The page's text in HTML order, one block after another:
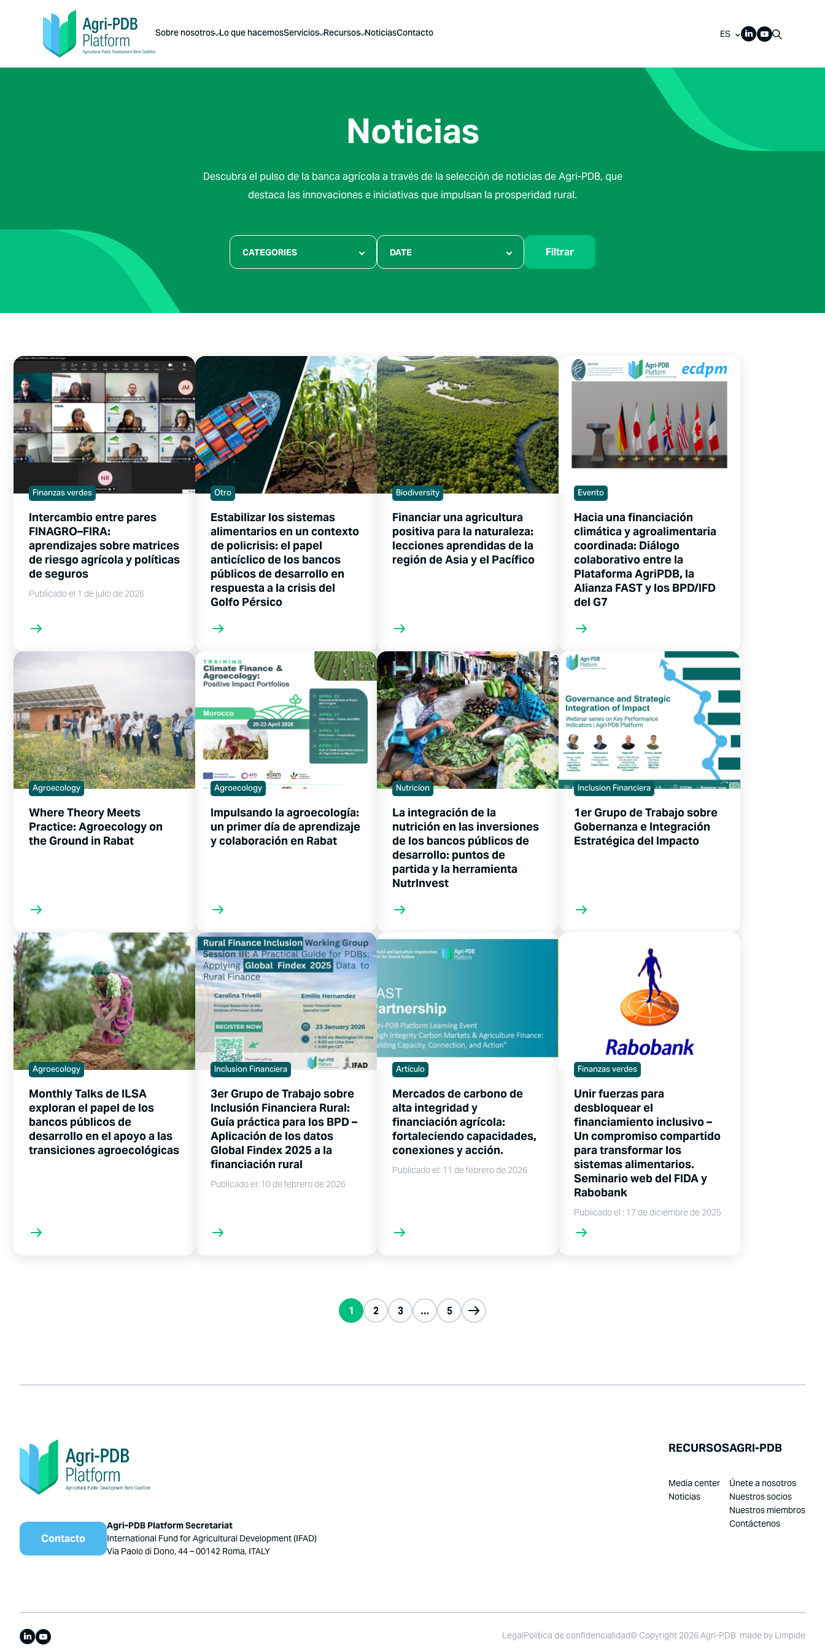
Sobre nosotros Lo que hacemosServicios Recursos NoticiasContacto ES
Noticias
Descubra el pulso de la banca agrícola a través de la selección de noticias de Agri-PDB, que
destaca las innovaciones e iniciativas que impulsan la prosperidad rural.
CATEGORIES DATE Filtrar
Finanzas verdes
Intercambio entre pares
FINAGRO–FIRA:
aprendizajes sobre matrices
de riesgo agrícola y políticas
de seguros
Publicado el 1 de julio de 2026
Otro
Estabilizar los sistemas
alimentarios en un contexto
de policrisis: el papel
anticíclico de los bancos
públicos de desarrollo en
respuesta a la crisis del
Golfo Pérsico
Biodiversity
Financiar una agricultura
positiva para la naturaleza:
lecciones aprendidas de la
región de Asia y el Pacífico
Evento
Hacia una financiación
climática y agroalimentaria
coordinada: Diálogo
colaborativo entre la
Plataforma AgriPDB, la
Alianza FAST y los BPD/IFD
del G7
Agroecology
Where Theory Meets
Practice: Agroecology on
the Ground in Rabat
Agroecology
Impulsando la agroecología:
un primer día de aprendizaje
y colaboración en Rabat
Nutricíon
La integración de la
nutrición en las inversiones
de los bancos públicos de
desarrollo: puntos de
partida y la herramienta
NutrInvest
Inclusion Financiera
1er Grupo de Trabajo sobre
Gobernanza e Integración
Estratégica del Impacto
Agroecology
Monthly Talks de ILSA
exploran el papel de los
bancos públicos de
desarrollo en el apoyo a las
transiciones agroecológicas
Inclusion Financiera
3er Grupo de Trabajo sobre
Inclusión Financiera Rural:
Guía práctica para los BPD –
Aplicación de los datos
Global Findex 2025 a la
financiación rural
Publicado el: 10 de febrero de 2026
Artículo
Mercados de carbono de
alta integridad y
financiación agrícola:
fortaleciendo capacidades,
conexiones y acción.
Publicado el: 11 de febrero de 2026
Finanzas verdes
Unir fuerzas para
desbloquear el
financiamiento inclusivo –
Un compromiso compartido
para transformar los
sistemas alimentarios.
Seminario web del FIDA y
Rabobank
Publicado el : 17 de diciembre de 2025
1 2 3 … 5
Contacto
Agri-PDB Platform Secretariat
International Fund for Agricultural Development (IFAD)
Via Paolo di Dono, 44 – 00142 Roma, ITALY
RECURSOS
Media center
Noticias
AGRI-PDB
Únete a nosotros
Nuestros socios
Nuestros miembros
Contáctenos
LegalPolítica de confidencialidad© Copyright 2026 Agri-PDB made by Limpide